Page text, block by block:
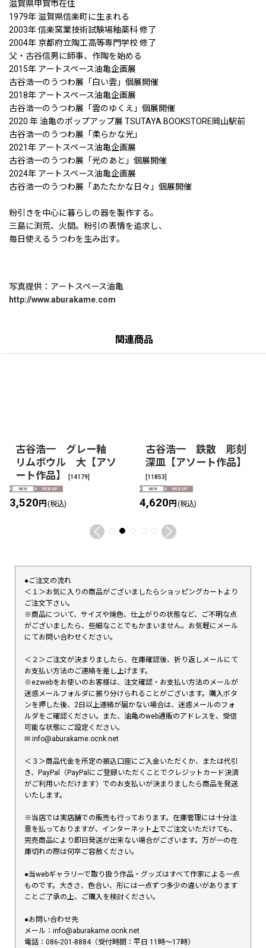
滋賀県甲賀市在住
1979年 滋賀県信楽町に生まれる
2003年 信楽窯業技術試験場釉薬科 修了
2004年 京都府立陶工高等専門学校 修了
父・古谷信男に師事、作陶を始める
2015年 アートスペース油亀企画展
古谷浩一のうつわ展「白い雲」個展開催
2018年 アートスペース油亀企画展
古谷浩一のうつわ展「雲のゆくえ」個展開催
2020 年 油亀のポップアップ展 TSUTAYA BOOKSTORE岡山駅前
古谷浩一のうつわ展「柔らかな光」
2021年 アートスペース油亀企画展
古谷浩一のうつわ展「光のあと」個展開催
2024年 アートスペース油亀企画展
古谷浩一のうつわ展「あたたかな日々」個展開催
粉引きを中心に暮らしの器を製作する。
三島に渕荒、火間。粉引の表情を追求し、
毎日使えるうつわを生み出す。
写真提供：アートスペース油亀
http://www.aburakame.com
関連商品
古谷浩一 グレー釉
リムボウル 大【アソ
ート作品】
[14179]
3,520円 (税込)
古谷浩一 鉄散 彫刻
深皿【アソート作品】
[11853]
4,620円 (税込)
●ご注文の流れ
＜１＞お気に入りの商品がございましたらショッピングカートより
ご注文下さい。
※商品について、サイズや焼色、仕上がりの状態など、ご不明な点
がございましたら、些細なことでもかまいません。お気軽にメール
にてお問い合わせください。
＜２＞ご注文が決まりましたら、在庫確認後、折り返しメールにて
お支払い方法のご連絡を差し上げます。
※ezwebをお使いのお客様は、注文確認・お支払い方法のメールが
迷惑メールフォルダに振り分けられることがございます。購入ボタ
ンを押した後、2日以上連絡が届かない場合は、迷惑メールのフォ
ルダをご確認ください。また、油亀のweb通販のアドレスを、受信
可能な状態にご設定ください。
✉︎ info@aburakame.ocnk.net
＜３＞商品代金を所定の振込口座にご入金いただくか、または代引
き、PayPal（PayPalにご登録いただくことでクレジットカード決済
がご利用いただけます）でのお支払いが決まりましたら商品を発送
いたします。
※当店では実店舗での販売も行っております。在庫管理には十分注
意を払っておりますが、インターネット上でご注文いただけても、
完売商品により即日発送が出来ない場合がございます。万が一の在
庫切れの際は何卒ご容赦ください。
●当webギャラリーで取り扱う作品・グッズはすべて作家による一点
ものです。大きさ、色合い、形には一点ずつ多少の違いがあります
ことご了承の上、ご購入を検討ください。
●お問い合わせ先
メール：info@aburakame.ocnk.net
電話：086-201-8884（受付時間：平日 11時〜17時）